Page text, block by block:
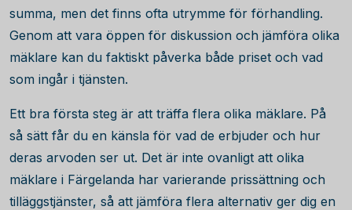
summa, men det finns ofta utrymme för förhandling.
Genom att vara öppen för diskussion och jämföra olika
mäklare kan du faktiskt påverka både priset och vad
som ingår i tjänsten.
Ett bra första steg är att träffa flera olika mäklare. På
så sätt får du en känsla för vad de erbjuder och hur
deras arvoden ser ut. Det är inte ovanligt att olika
mäklare i Färgelanda har varierande prissättning och
tilläggstjänster, så att jämföra flera alternativ ger dig en